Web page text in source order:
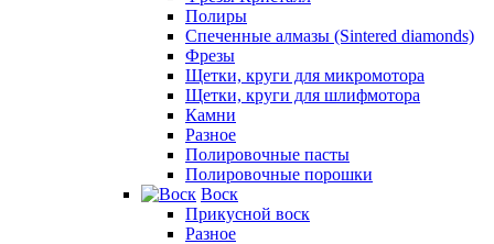
Полиры
Спеченные алмазы (Sintered diamonds)
Фрезы
Щетки, круги для микромотора
Щетки, круги для шлифмотора
Камни
Разное
Полировочные пасты
Полировочные порошки
Воск
Прикусной воск
Разное